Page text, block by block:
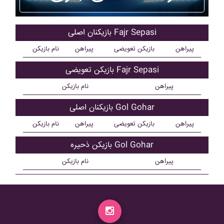
بازیکنان اصلی Fajr Sepasi
نام بازیکن پیراهن بازیکن تعویضی پیراهن
بازیکن تعویضی Fajr Sepasi
نام بازیکن پیراهن
بازیکنان اصلی Gol Gohar
نام بازیکن پیراهن بازیکن تعویضی پیراهن
بازیکن ذحیره Gol Gohar
نام بازیکن پیراهن